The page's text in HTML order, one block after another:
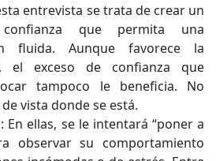
entrevista se trata de crear un
que permita una
fluida. Aunque favorece la
el exceso de confianza que
tampoco le beneficia. No
vista donde se está.
En ellas, se le intentará “poner a
observar su comportamiento